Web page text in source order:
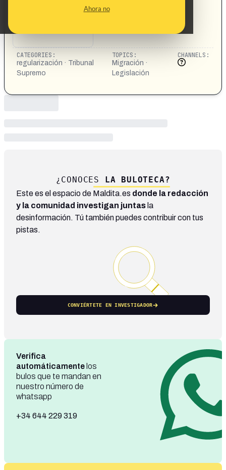
Ahora no
CATEGORIES:
regularización · Tribunal
Supremo
TOPICS:
Migración ·
Legislación
CHANNELS:
¿CONOCES LA BULOTECA?
Este es el espacio de Maldita.es donde la redacción
y la comunidad investigan juntas la
desinformación. Tú también puedes contribuir con tus
pistas.
CONVIÉRTETE EN INVESTIGADOR
Verifica
automáticamente los
bulos que te mandan en
nuestro número de
whatsapp
+34 644 229 319